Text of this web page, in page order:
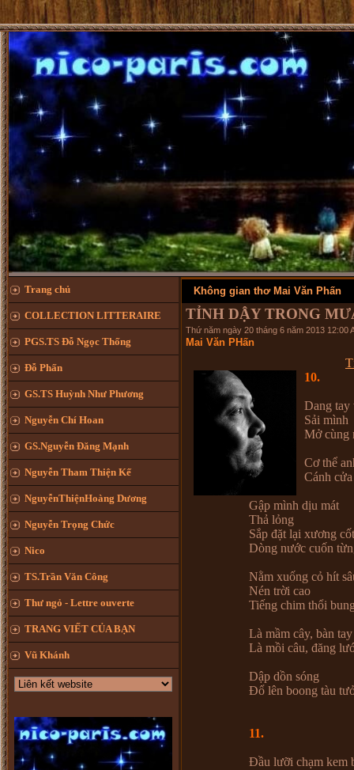
Trang chủ
COLLECTION LITTERAIRE
PGS.TS Đỗ Ngọc Thống
Đỗ Phấn
GS.TS Huỳnh Như Phương
Nguyễn Chí Hoan
GS.Nguyễn Đăng Mạnh
Nguyễn Tham Thiện Kế
NguyễnThiệnHoàng Dương
Nguyễn Trọng Chức
Nico
TS.Trần Văn Công
Thư ngỏ - Lettre ouverte
TRANG VIẾT CỦA BẠN
Vũ Khánh
Không gian thơ Mai Văn Phấn
TỈNH DẬY TRONG
Thứ năm ngày 20 tháng 6 năm 2013 12:00
Mai Văn PHấn
10.
Dang tay
Sải mình
Mở cùng
Cơ thể
Cánh
Gập mình dịu mát
Thả lỏng
Sắp đặt lại xương cốt
Dòng nước cuốn
Nằm xuống cỏ hít
Nén trời cao
Tiếng chim thổi
Là mầm cây, bàn
Là mồi câu, đăng
Dập dồn sóng
Đổ lên boong tàu
11.
Đầu lưỡi chạm kem